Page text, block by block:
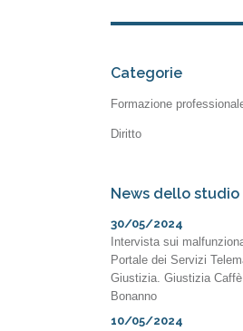
Categorie
Formazione
Diritto
News dello studio
30/05/2024
Intervista sui
Portale dei Servizi
Giustizia. Giustizia
Bonanno
10/05/2024